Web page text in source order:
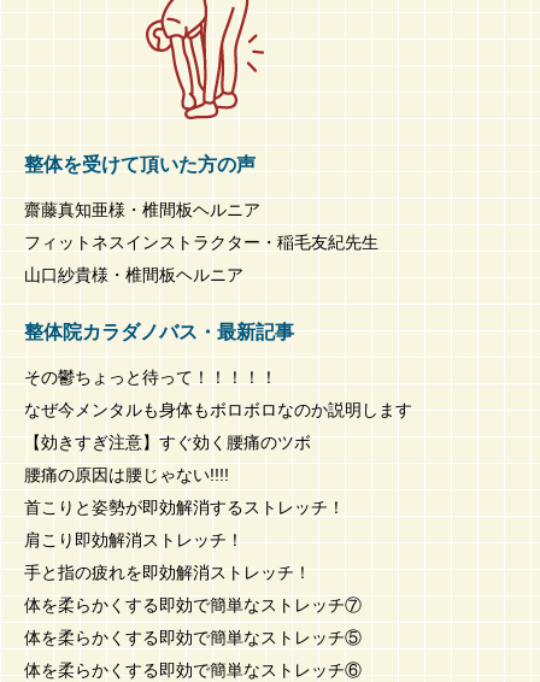
整体を受けて頂いた方の声
齋藤真知亜様・椎間板ヘルニア
フィットネスインストラクター・稲毛友紀先生
山口紗貴様・椎間板ヘルニア
整体院カラダノバス・最新記事
その鬱ちょっと待って！！！！！
なぜ今メンタルも身体もボロボロなのか説明します
【効きすぎ注意】すぐ効く腰痛のツボ
腰痛の原因は腰じゃない!!!!
首こりと姿勢が即効解消するストレッチ！
肩こり即効解消ストレッチ！
手と指の疲れを即効解消ストレッチ！
体を柔らかくする即効で簡単なストレッチ⑦
体を柔らかくする即効で簡単なストレッチ⑤
体を柔らかくする即効で簡単なストレッチ⑥